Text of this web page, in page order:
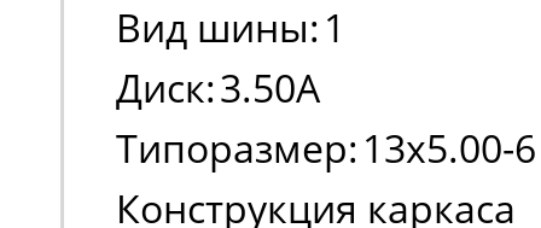
Вид шины: 1
Диск:3.50A
Типоразмер: 13x5.00-6
Конструкция каркаса